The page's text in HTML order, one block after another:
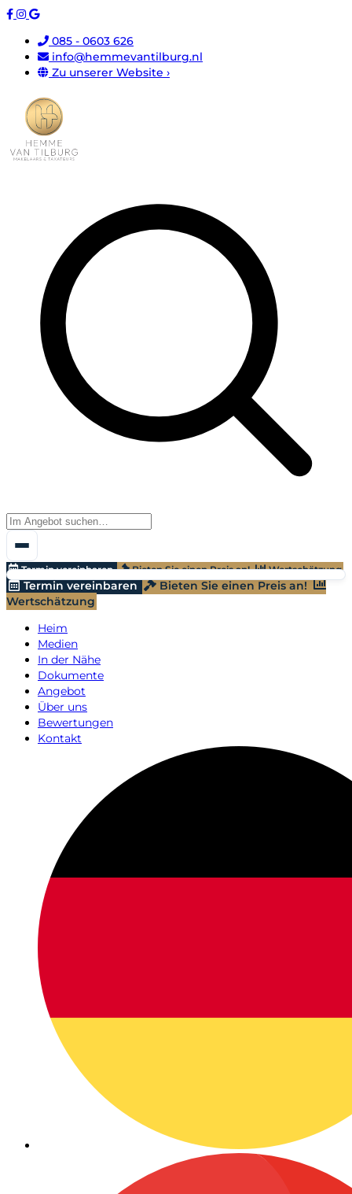
085 - 0603 626
info@hemmevantilburg.nl
Zu unserer Website ›
Termin vereinbaren Bieten Sie einen Preis an! Wertschätzung
Termin vereinbaren
Bieten Sie einen Preis an!
Wertschätzung
Heim
Medien
In der Nähe
Dokumente
Angebot
Über uns
Bewertungen
Kontakt